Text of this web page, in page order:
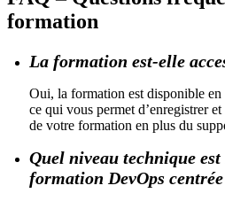
formation
La formation est-elle
Oui, la formation est disponible
ce qui vous permet d’enregistrer
de votre formation en plus du
Quel niveau technique
formation DevOps